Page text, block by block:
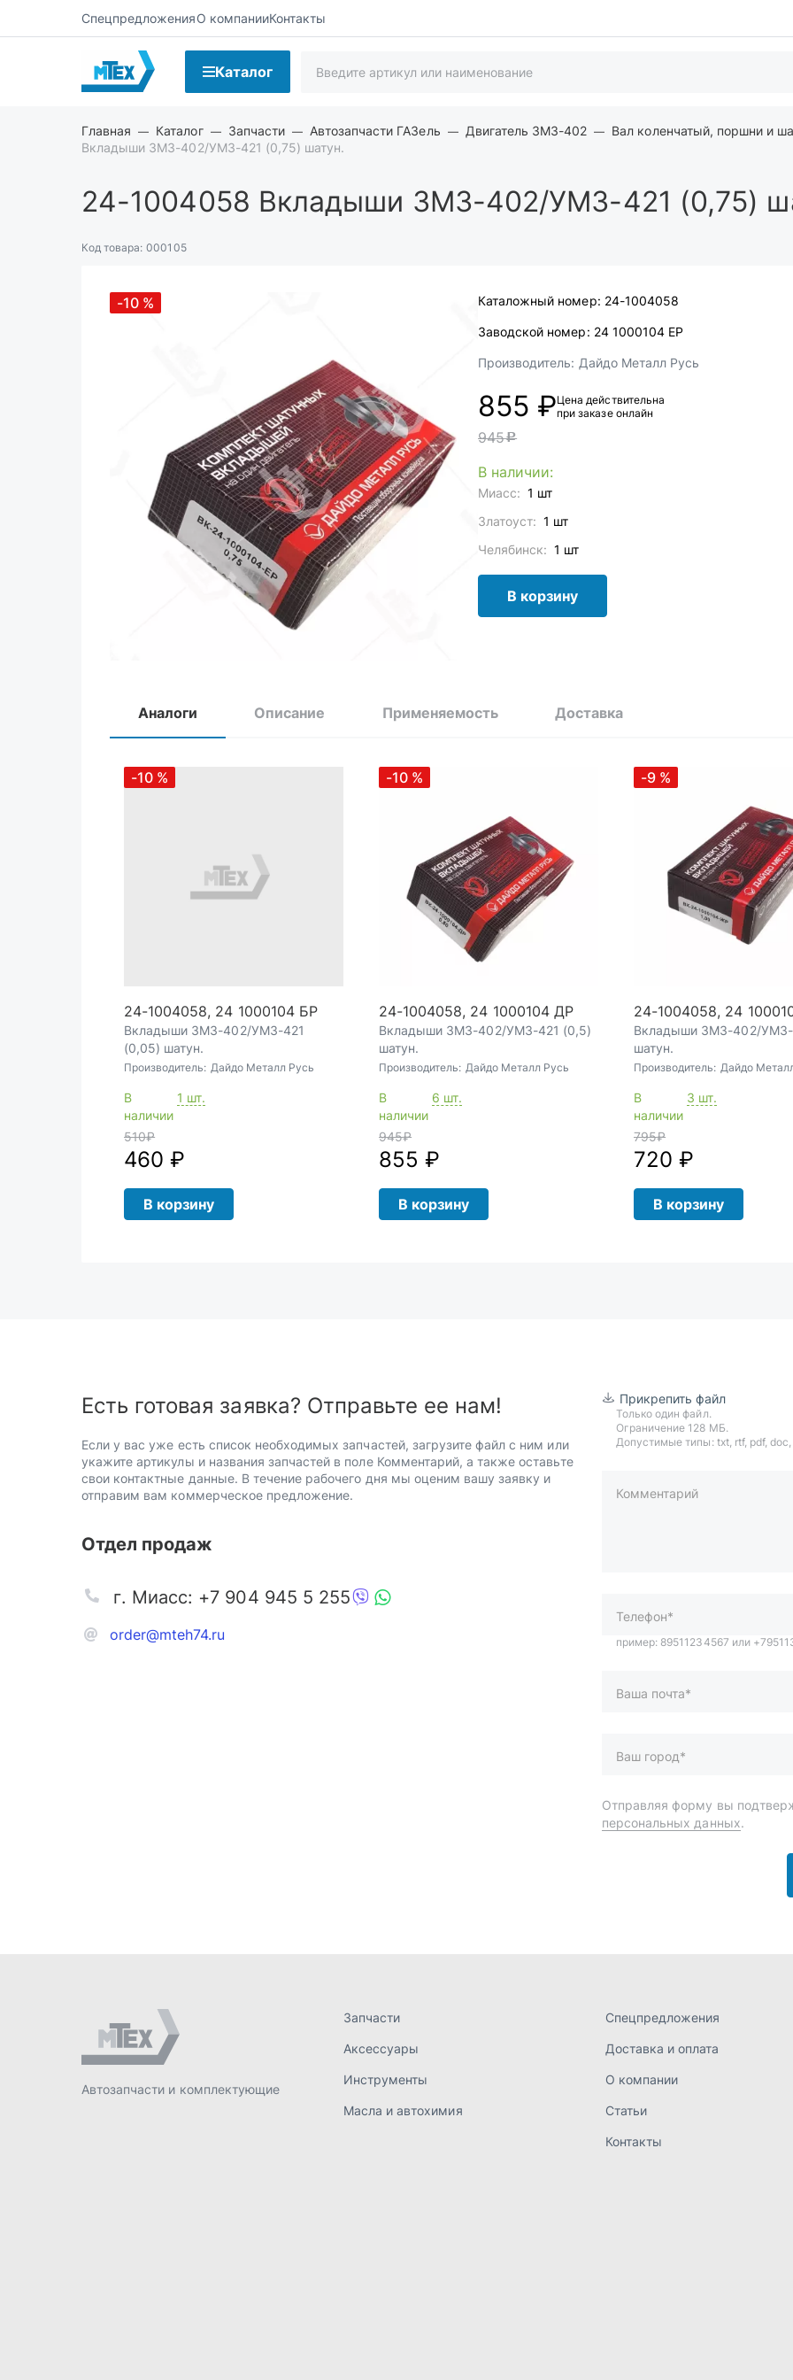
СпецпредложенияО компанииКонтакты
Каталог
Главная Каталог Запчасти Автозапчасти ГАЗель Двигатель ЗМЗ-402
Вал коленчатый, поршни и
Вкладыши ЗМЗ-402/УМЗ-421 (0,75) шатун.
24-1004058 Вкладыши ЗМЗ-402/УМЗ-421 (0,75)
Код товара: 000105
-10 % Каталожный номер: 24-1004058
Заводской номер: 24 1000104 ЕР
Производитель: Дайдо Металл Русь
855 ₽Цена действительна
при заказе онлайн
945c
В наличии:
Миасс: 1 шт
Златоуст: 1 шт
Челябинск: 1 шт
В корзину
Аналоги Описание Применяемость Доставка
-10 %
24-1004058, 24 1000104 БР
Вкладыши ЗМЗ-402/УМЗ-421
(0,05) шатун.
Производитель: Дайдо Металл Русь
В
наличии
1 шт.
510₽
460 ₽
В корзину
-10 %
24-1004058, 24 1000104 ДР
Вкладыши ЗМЗ-402/УМЗ-421 (0,5)
шатун.
Производитель: Дайдо Металл Русь
В
наличии
6 шт.
945₽
855 ₽
В корзину
-9 %
24-1004058, 24
Вкладыши ЗМЗ-402/УМЗ-
шатун.
Производитель: Дайдо
В
наличии
3 шт.
795₽
720 ₽
В корзину
Есть готовая заявка? Отправьте ее нам!
Если у вас уже есть список необходимых запчастей, загрузите файл с ним или
укажите артикулы и названия запчастей в поле Комментарий, а также оставьте
свои контактные данные. В течение рабочего дня мы оценим вашу заявку и
отправим вам коммерческое предложение.
Отдел продаж
order@mteh74.ru
г. Миасс: +7 904 945 5 255
Прикрепить файл
Только один файл.
Ограничение 128 МБ.
Допустимые типы: txt, rtf, pdf,
Комментарий
пример: 89511234567 или
Доставка и оплата